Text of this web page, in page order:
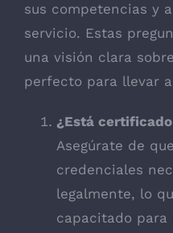
sus competencias y
servicio. Estas
una visión clara
perfecto para llevar
¿Está
Asegúrate de
credenciales
legalmente, lo
capacitado para